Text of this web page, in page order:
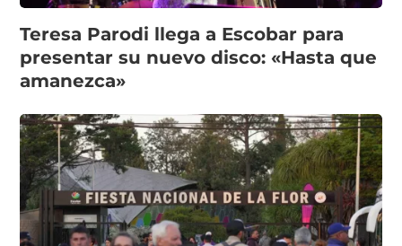
Teresa Parodi llega a Escobar para
presentar su nuevo disco: «Hasta que
amanezca»